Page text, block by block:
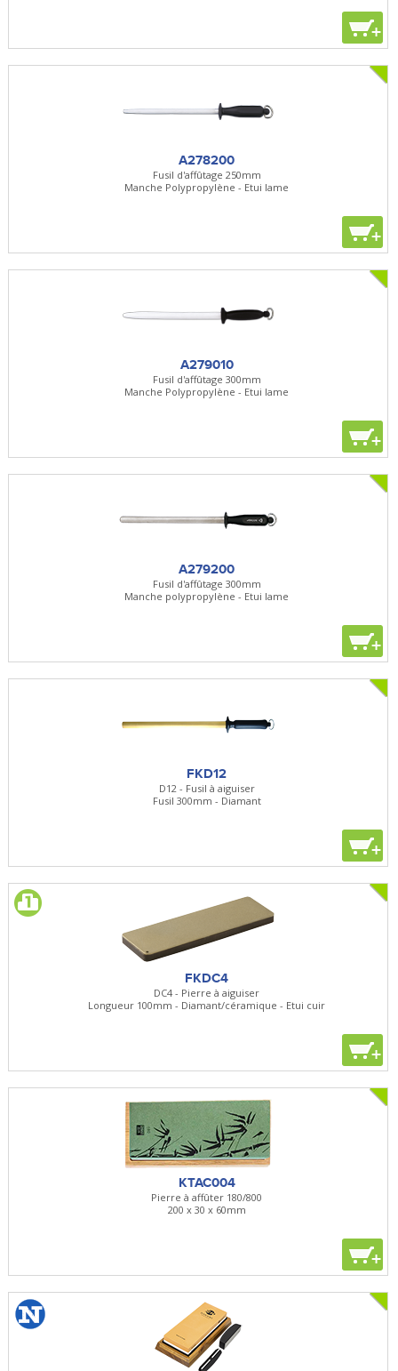
+
A278200
Fusil d'affûtage 250mm
Manche Polypropylène - Etui lame
+
A279010
Fusil d'affûtage 300mm
Manche Polypropylène - Etui lame
+
A279200
Fusil d'affûtage 300mm
Manche polypropylène - Etui lame
+
FKD12
D12 - Fusil à aiguiser
Fusil 300mm - Diamant
+
FKDC4
DC4 - Pierre à aiguiser
Longueur 100mm - Diamant/céramique - Etui cuir
+
KTAC004
Pierre à affûter 180/800
200 x 30 x 60mm
+